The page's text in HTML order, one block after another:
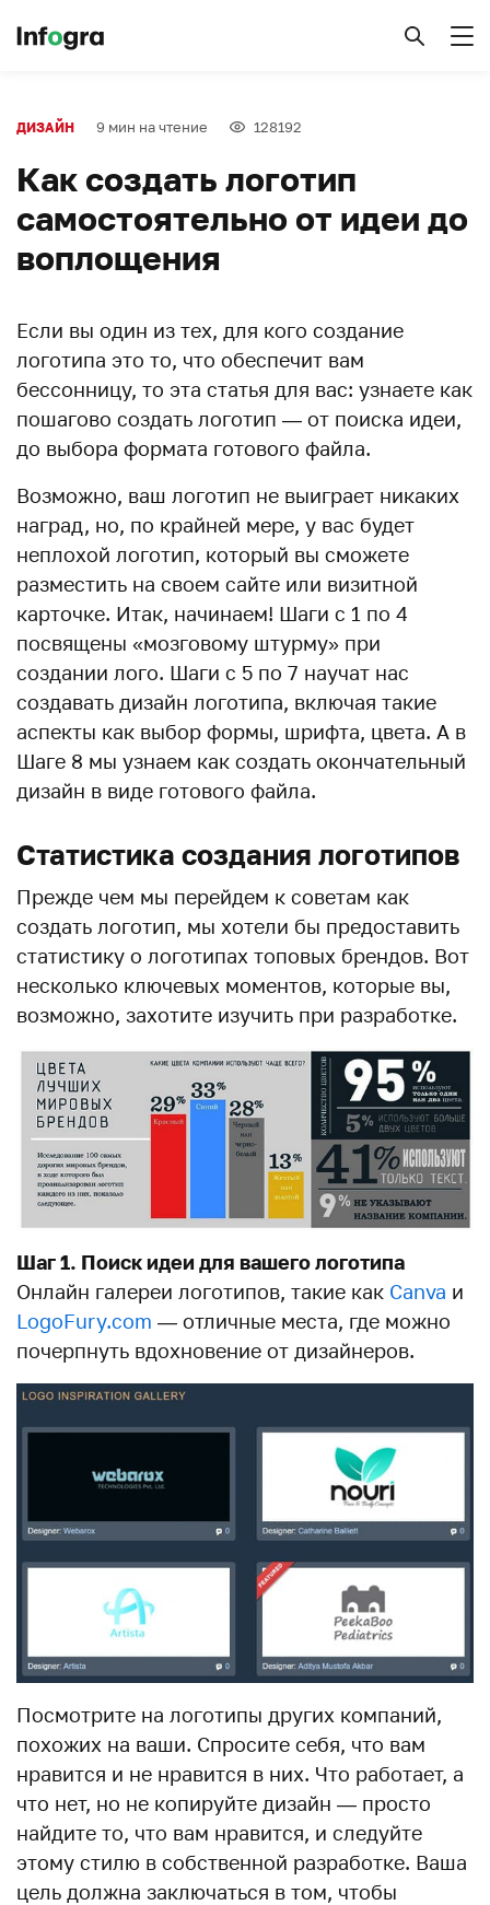
ДИЗАЙН 9 мин на чтение 128192
Как создать логотип
самостоятельно от идеи до
воплощения
Если вы один из тех, для кого создание
логотипа это то, что обеспечит вам
бессонницу, то эта статья для вас: узнаете как
пошагово создать логотип — от поиска идеи,
до выбора формата готового файла.
Возможно, ваш логотип не выиграет никаких
наград, но, по крайней мере, у вас будет
неплохой логотип, который вы сможете
разместить на своем сайте или визитной
карточке. Итак, начинаем! Шаги с 1 по 4
посвящены «мозговому штурму» при
создании лого. Шаги с 5 по 7 научат нас
создавать дизайн логотипа, включая такие
аспекты как выбор формы, шрифта, цвета. А в
Шаге 8 мы узнаем как создать окончательный
дизайн в виде готового файла.
Статистика создания логотипов
Прежде чем мы перейдем к советам как
создать логотип, мы хотели бы предоставить
статистику о логотипах топовых брендов. Вот
несколько ключевых моментов, которые вы,
возможно, захотите изучить при разработке.
Шаг 1. Поиск идеи для вашего логотипа
Онлайн галереи логотипов, такие как Canva и
LogoFury.com — отличные места, где можно
почерпнуть вдохновение от дизайнеров.
Посмотрите на логотипы других компаний,
похожих на ваши. Спросите себя, что вам
нравится и не нравится в них. Что работает, а
что нет, но не копируйте дизайн — просто
найдите то, что вам нравится, и следуйте
этому стилю в собственной разработке. Ваша
цель должна заключаться в том, чтобы